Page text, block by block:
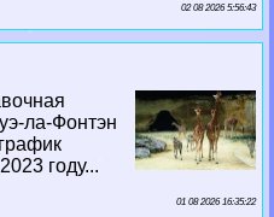
02 08 2026 5:56:43
ла-Фонтэн
году...
01 08 2026 16:35:22